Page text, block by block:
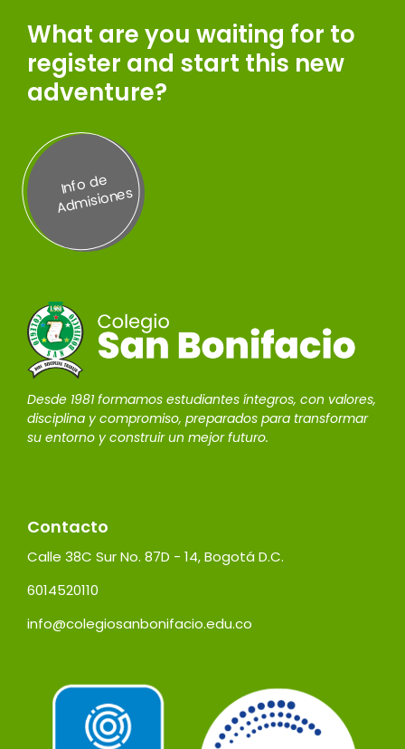
What are you waiting for to
register and start this new
adventure?
Inf
o
d
e
A
d
misi
on
es
Desde 1981 formamos estudiantes íntegros, con valores,
disciplina y compromiso, preparados para transformar
su entorno y construir un mejor futuro.
Contacto
Calle 38C Sur No. 87D - 14, Bogotá D.C.
6014520110
info@colegiosanbonifacio.edu.co